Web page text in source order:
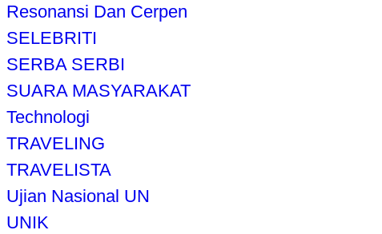
Resonansi Dan Cerpen
SELEBRITI
SERBA SERBI
SUARA MASYARAKAT
Technologi
TRAVELING
TRAVELISTA
Ujian Nasional UN
UNIK